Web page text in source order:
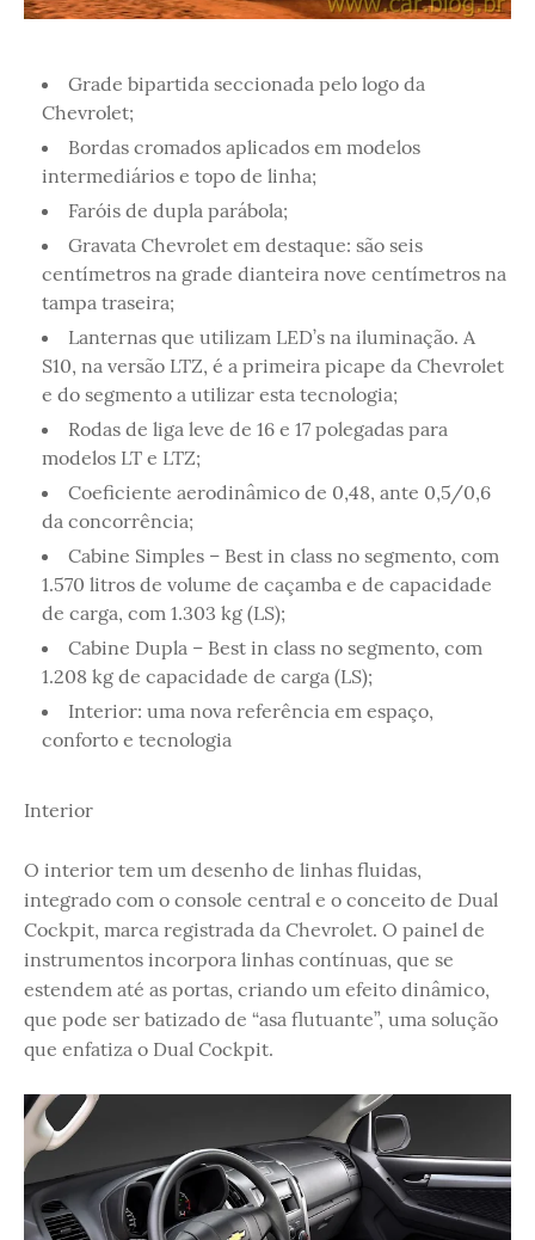
Grade bipartida seccionada pelo logo da
Chevrolet;
Bordas cromados aplicados em modelos
intermediários e topo de linha;
Faróis de dupla parábola;
Gravata Chevrolet em destaque: são seis
centímetros na grade dianteira nove centímetros na
tampa traseira;
Lanternas que utilizam LED’s na iluminação. A
S10, na versão LTZ, é a primeira picape da Chevrolet
e do segmento a utilizar esta tecnologia;
Rodas de liga leve de 16 e 17 polegadas para
modelos LT e LTZ;
Coeficiente aerodinâmico de 0,48, ante 0,5/0,6
da concorrência;
Cabine Simples – Best in class no segmento, com
1.570 litros de volume de caçamba e de capacidade
de carga, com 1.303 kg (LS);
Cabine Dupla – Best in class no segmento, com
1.208 kg de capacidade de carga (LS);
Interior: uma nova referência em espaço,
conforto e tecnologia
Interior
O interior tem um desenho de linhas fluidas,
integrado com o console central e o conceito de Dual
Cockpit, marca registrada da Chevrolet. O painel de
instrumentos incorpora linhas contínuas, que se
estendem até as portas, criando um efeito dinâmico,
que pode ser batizado de “asa flutuante”, uma solução
que enfatiza o Dual Cockpit.